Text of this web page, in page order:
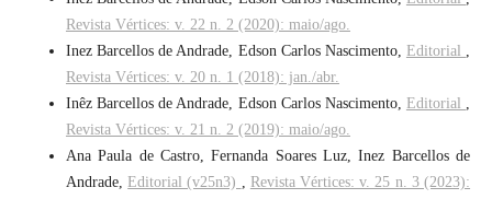
Revista Vértices: v. 22 n. 2 (2020): maio/ago.
Inez Barcellos de Andrade, Edson Carlos Nascimento, Editorial ,
Revista Vértices: v. 20 n. 1 (2018): jan./abr.
Inêz Barcellos de Andrade, Edson Carlos Nascimento, Editorial ,
Revista Vértices: v. 21 n. 2 (2019): maio/ago.
Ana Paula de Castro, Fernanda Soares Luz, Inez Barcellos de
Andrade, Editorial (v25n3) , Revista Vértices: v. 25 n. 3 (2023):